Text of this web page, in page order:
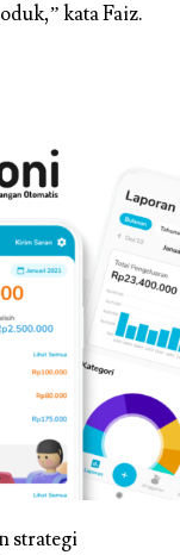
kata Faiz.
strategi